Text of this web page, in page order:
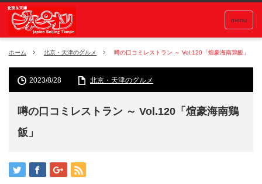
menu
ホーム 北京・天津のグルメ 噂の口コミレストラン ～ Vol.120「煊豪海南鶏飯」
2023/8/28 北京・天津のグルメ
噂の口コミレストラン ～ Vol.120「煊豪海南鶏
飯」